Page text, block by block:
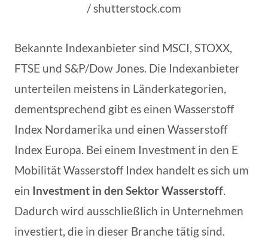
/ shutterstock.com
Bekannte Indexanbieter sind MSCI, STOXX,
FTSE und S&P/Dow Jones. Die Indexanbieter
unterteilen meistens in Länderkategorien,
dementsprechend gibt es einen Wasserstoff
Index Nordamerika und einen Wasserstoff
Index Europa. Bei einem Investment in den E
Mobilität Wasserstoff Index handelt es sich um
ein Investment in den Sektor Wasserstoff.
Dadurch wird ausschließlich in Unternehmen
investiert, die in dieser Branche tätig sind.